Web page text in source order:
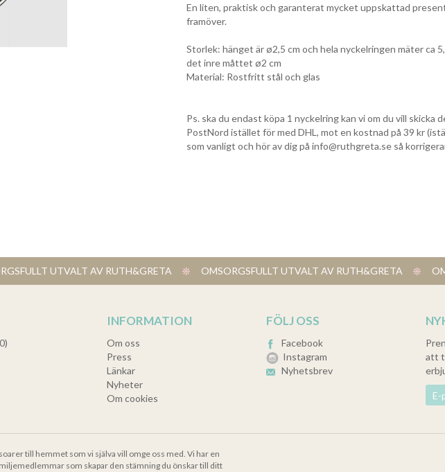
En liten, praktisk och garanterat mycket uppskattad
framöver.
Storlek: hänget är ø2,5 cm och hela nyckelringen mäter ca
det inre måttet ø2 cm
Material: Rostfritt stål och glas
Ps. ska du endast köpa 1 nyckelring kan vi om du vill skicka
PostNord istället för med DHL, mot en kostnad på 39 kr
som vanligt och hör av dig på info@ruthgreta.se så
UTVALT AV RUTH&GRETA ​ OMSORGSFULLT UTVALT AV RUTH&GRETA
INFORMATION
Om oss
Press
Länkar
Nyheter
Om cookies
FÖLJ OSS
Facebook
Instagram
Nyhetsbrev
att
till hemmet som vi själva vill omge oss med. Vi har en
som skapar den stämning du önskar till ditt